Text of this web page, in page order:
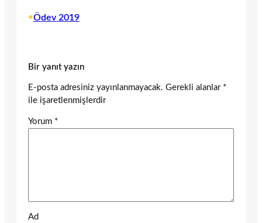
•Ödev 2019
Bir yanıt yazın
E-posta adresiniz yayınlanmayacak. Gerekli alanlar *
ile işaretlenmişlerdir
Yorum *
Ad